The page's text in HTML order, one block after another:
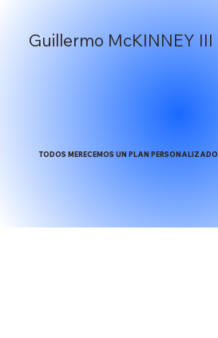
Guillermo McKINNEY III
TODOS MERECEMOS UN PLAN PERSONALIZADO